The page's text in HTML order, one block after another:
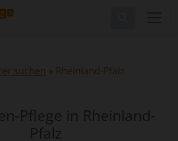
suchen » Rheinland-Pfalz
Pflege in Rheinland-
Pfalz